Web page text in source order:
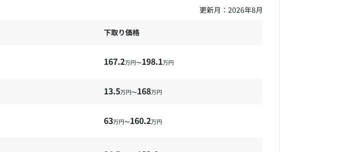
更新月： 2026年8月
下取り価格
167.2万円〜198.1万円
13.5万円〜168万円
63万円〜160.2万円